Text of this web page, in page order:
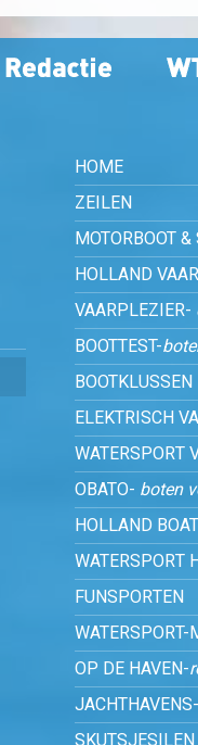
HOME
ZEILEN
MOTORBOOT
HOLLAND
VAARPLEZIER-
BOOTTEST-
BOOTKLUSSEN
ELEKTRISCH
WATERSPORT
OBATO- boten
HOLLAND
WATERSPORT
FUNSPORTEN
OP DE HAVEN-
JACHTHAVENS-